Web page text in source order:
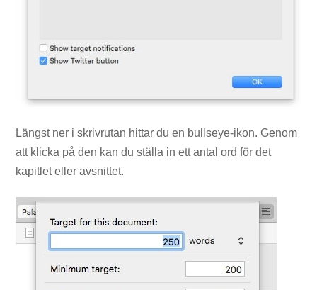
Längst ner i skrivrutan hittar du en bullseye-ikon. Genom
att klicka på den kan du ställa in ett antal ord för det
kapitlet eller avsnittet.